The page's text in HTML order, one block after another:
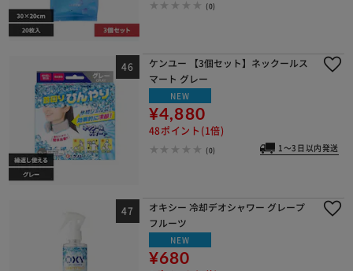
(0)
ケンユー 【3個セット】ネックールス
マート グレー
NEW
¥4,880
48ポイント(1倍)
(0) 1～3日以内発送
オキシー 冷却デオシャワー グレープ
フルーツ
NEW
¥680